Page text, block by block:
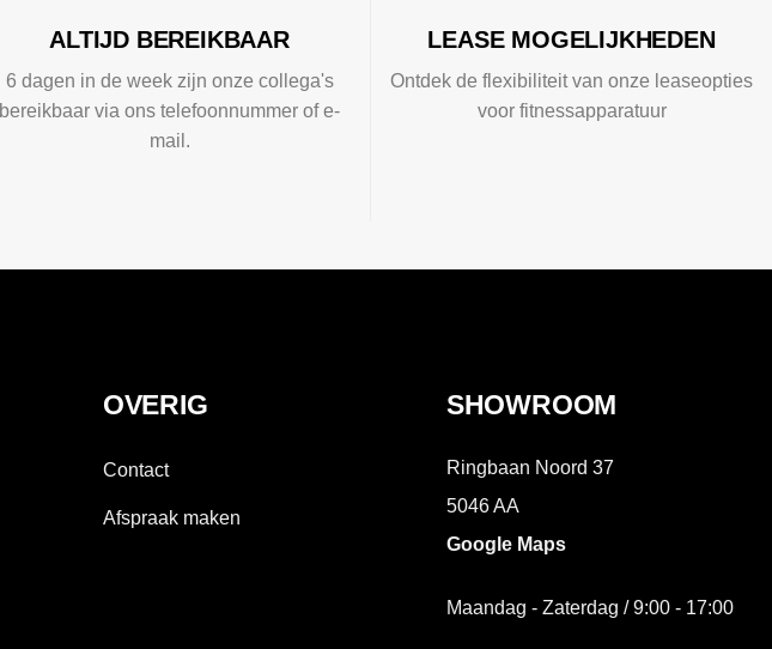
ALTIJD BEREIKBAAR
6 dagen in de week zijn onze collega's
bereikbaar via ons telefoonnummer of e-
mail.
LEASE MOGELIJKHEDEN
Ontdek de flexibiliteit van onze leaseopties
voor fitnessapparatuur
OVERIG
Contact
Afspraak maken
SHOWROOM
Ringbaan Noord 37
5046 AA
Google Maps
Maandag - Zaterdag / 9:00 - 17:00